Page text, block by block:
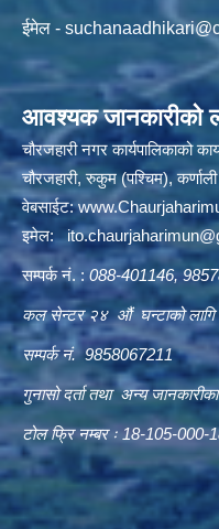
ईमेल -
आवश्यक जानकारीको
चौरजहारी नगर कार्यपालिकाको
चौरजहारी, रुकुम (पश्चिम),
वेबसाईट:
इमेल:ito.chaurjaharimun@
सम्पर्क नं. : 088-401146,
कल सेन्टर २४ औं घन्टाको लागि
सम्पर्क नं. 9858067211
गुनासो दर्ता तथा अन्य
टोल फ्रि नम्बर ः 18-105-000-